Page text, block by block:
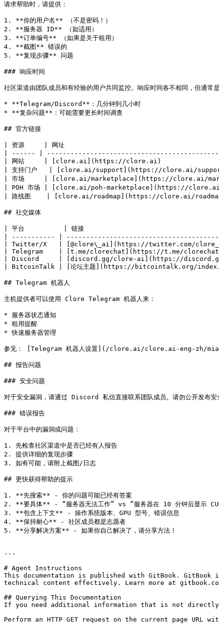
请求帮助时，请提供：
1. **你的用户名** （不是密码！）
2. **服务器 ID** （如适用）
3. **订单编号** （如果是关于租用）
4. **截图** 错误的
5. **复现步骤** 问题
### 响应时间
社区渠道由团队成员和有经验的用户共同监控。响应时间各不相同，但通常是
* **Telegram/Discord**：几分钟到几小时
* **复杂问题**：可能需要更长时间调查
## 官方链接
| 资源     | 网址
| ------ |
| 网站     | [clore.ai](https://clore.ai)
| 支持门户   | [clore.ai/support](https://clore.ai/
| 市场     | [clore.ai/marketplace](https://clore.ai/
| POH 市场 | [clore.ai/poh-marketplace](https://
| 路线图    | [clore.ai/roadmap](https://clore.ai/
## 社交媒体
| 平台          | 链接
| ----------- |
| Twitter/X   | [@clore\_ai](https://twitter.com/
| Telegram    | [t.me/clorechat](https://t.me/
| Discord     | [discord.gg/clore-ai](https://
| BitcoinTalk | [论坛主题](https://bitcointalk.org/
## Telegram 机器人
主机提供者可以使用 Clore Telegram 机器人来：
* 服务器状态通知
* 租用提醒
* 快速服务器管理
参见： [Telegram 机器人设置](/clore.ai/clore.ai-eng-zh/
## 报告问题
### 安全问题
对于安全漏洞，请通过 Discord 私信直接联系团队成员。请勿公开发布安
### 错误报告
对于平台中的漏洞或问题：
1. 先检查社区渠道中是否已经有人报告
2. 提供详细的复现步骤
3. 如有可能，请附上截图/日志
## 更快获得帮助的提示
1. **先搜索** - 你的问题可能已经有答案
2. **要具体** - “服务器无法工作” vs “服务器在 10 分钟后显示
3. **包含上下文** - 操作系统版本、GPU 型号、错误信息
4. **保持耐心** - 社区成员都是志愿者
5. **分享解决方案** - 如果你自己解决了，请分享方法！
---
# Agent Instructions
This documentation is published with GitBook. GitBook
technical content effectively. Learn more at
## Querying This Documentation
If you need additional information that is not directly
Perform an HTTP GET request on the current page